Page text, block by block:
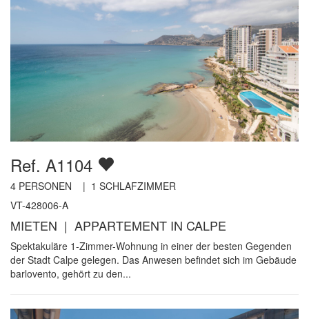
Ref. A1104
4 PERSONEN | 1 SCHLAFZIMMER
VT-428006-A
MIETEN | APPARTEMENT IN CALPE
Spektakuläre 1-Zimmer-Wohnung in einer der besten Gegenden
der Stadt Calpe gelegen. Das Anwesen befindet sich im Gebäude
barlovento, gehört zu den...